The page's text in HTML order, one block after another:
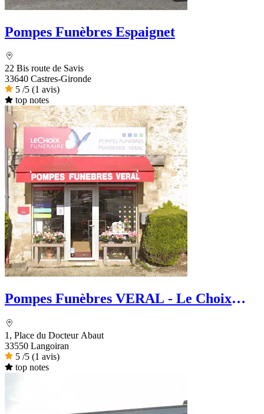
Pompes Funèbres Espaignet
22 Bis route de Savis
33640 Castres-Gironde
5 /5 (1 avis)
top notes
Pompes Funèbres VERAL - Le Choix
1, Place du Docteur Abaut
33550 Langoiran
5 /5 (1 avis)
top notes